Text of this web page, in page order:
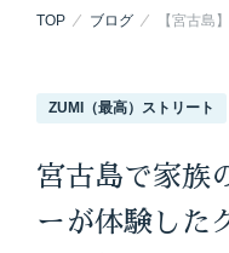
TOP ブログ 【宮古島
ZUMI（最高）ストリート
宮古島で家族
ーが体験した